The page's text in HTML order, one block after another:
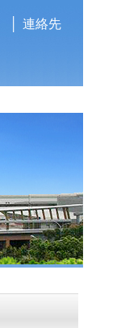
連絡先